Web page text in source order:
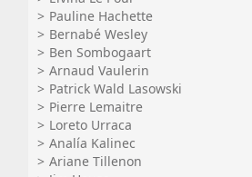
Pauline Hachette
Bernabé Wesley
Ben Sombogaart
Arnaud Vaulerin
Patrick Wald Lasowski
Pierre Lemaitre
Loreto Urraca
Analía Kalinec
Ariane Tillenon